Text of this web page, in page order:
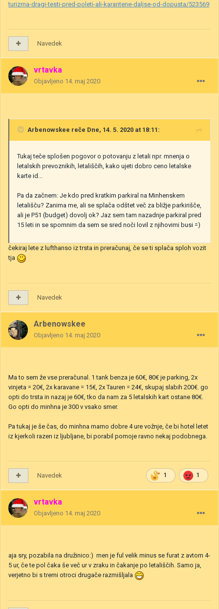
turizma-dragi-testi-pred-poleti-ali-karantene-daljse-od-dopusta/523569
Navedek
vrtavka
Objavljeno 14. maj 2020
Arbenowskee reče Dne, 14. 5. 2020 at 18:11:
Tukaj teče splošen pogovor o potovanju z letali npr. mnenja o
letalskih prevoznikih, letališčih, kako ujeti dobro ceno letalske
karte id...
Pa da začnem: Je kdo pred kratkim parkiral na Minhenskem
letališču? Zanima me, ali se splača odštet več za bližje parkirišče,
ali je P51 (budget) dovolj ok? Jaz sem tam nazadnje parkiral pred
15 leti in se spomnim da sem se sred noči lovil z njihovimi busi =)
čekiraj lete z lufthanso iz trsta in preračunaj, če se ti splača sploh vozit
tja
Navedek
Arbenowskee
Objavljeno 14. maj 2020
Ma to sem že vse preračunal. 1 tank benza je 60€, 80€ je parking, 2x
vinjeta = 20€, 2x karavane = 15€, 2x Tauren = 24€, skupaj slabih 200€. go
opti do trsta in nazaj je 60€, tko da nam za 5 letalskih kart ostane 80€.
Go opti do minhna je 300 v vsako smer.
Pa tukaj je še čas, do minhna mamo dobre 4 ure vožnje, če bi hotel letet
iz kjerkoli razen iz ljubljane, bi porabil pomoje ravno nekaj podobnega.
1 1
Navedek
vrtavka
Objavljeno 14. maj 2020
aja sry, pozabila na družinico:) men je ful velik minus se furat z avtom 4-
5 ur, če te pol čaka še več ur v zraku in čakanje po letališčih. Samo ja,
verjetno bi s tremi otroci drugače razmišljala